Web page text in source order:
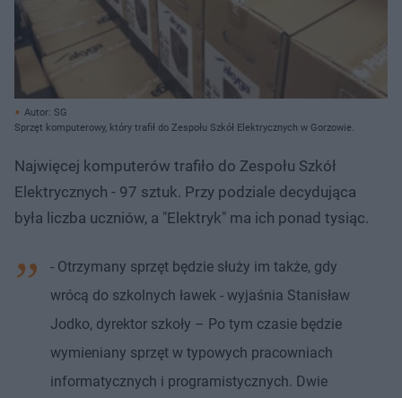
Autor: SG
Sprzęt komputerowy, który trafił do Zespołu Szkół Elektrycznych w Gorzowie.
Najwięcej komputerów trafiło do Zespołu Szkół
Elektrycznych - 97 sztuk. Przy podziale decydująca
była liczba uczniów, a "Elektryk" ma ich ponad tysiąc.
- Otrzymany sprzęt będzie służy im także, gdy
wrócą do szkolnych ławek - wyjaśnia Stanisław
Jodko, dyrektor szkoły – Po tym czasie będzie
wymieniany sprzęt w typowych pracowniach
informatycznych i programistycznych. Dwie